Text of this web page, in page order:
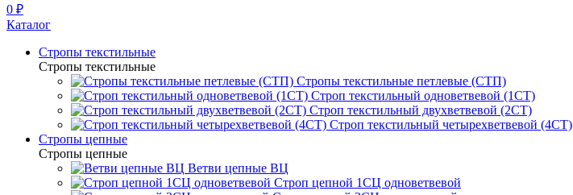
0 ₽
Каталог
Стропы текстильные
Стропы текстильные
Стропы текстильные петлевые (СТП)
Строп текстильный одноветвевой (1СТ)
Строп текстильный двухветвевой (2СТ)
Строп текстильный четырехветвевой (4СТ)
Стропы цепные
Стропы цепные
Ветви цепные ВЦ
Строп цепной 1СЦ одноветвевой